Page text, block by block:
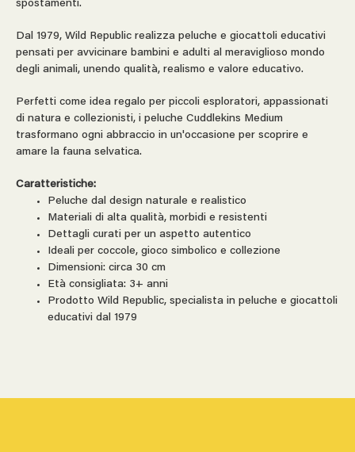
spostamenti.
Dal 1979, Wild Republic realizza peluche e giocattoli educativi
pensati per avvicinare bambini e adulti al meraviglioso mondo
degli animali, unendo qualità, realismo e valore educativo.
Perfetti come idea regalo per piccoli esploratori, appassionati
di natura e collezionisti, i peluche Cuddlekins Medium
trasformano ogni abbraccio in un'occasione per scoprire e
amare la fauna selvatica.
Caratteristiche:
Peluche dal design naturale e realistico
Materiali di alta qualità, morbidi e resistenti
Dettagli curati per un aspetto autentico
Ideali per coccole, gioco simbolico e collezione
Dimensioni: circa 30 cm
Età consigliata: 3+ anni
Prodotto Wild Republic, specialista in peluche e giocattoli
educativi dal 1979